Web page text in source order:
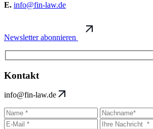
E. info@fin-law.de
Newsletter abonnieren
Kontakt
info@fin-law.de